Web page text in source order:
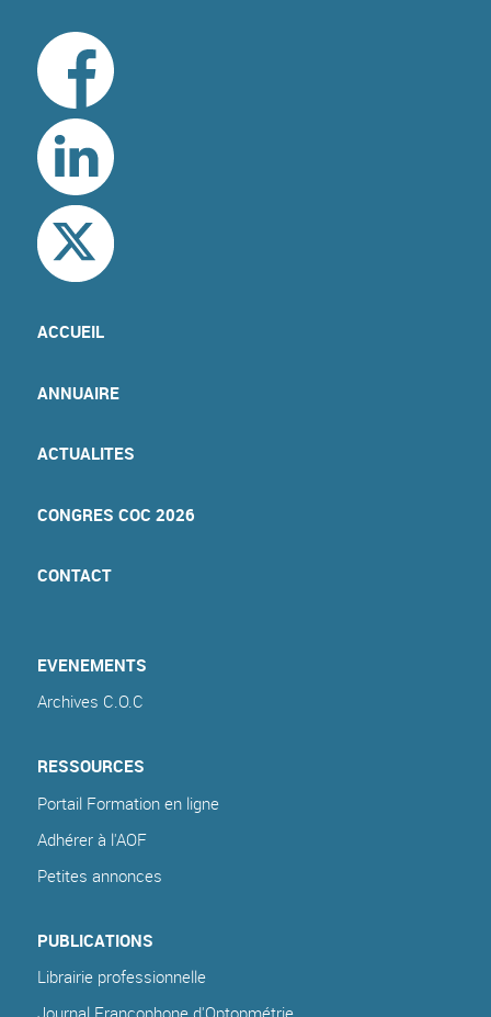
ACCUEIL
ANNUAIRE
ACTUALITES
CONGRES COC 2026
CONTACT
EVENEMENTS
Archives C.O.C
RESSOURCES
Portail Formation en ligne
Adhérer à l'AOF
Petites annonces
PUBLICATIONS
Librairie professionnelle